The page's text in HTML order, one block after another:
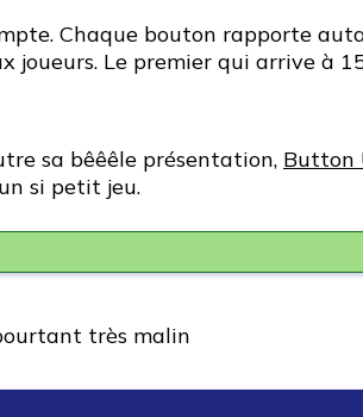
Chaque bouton rapporte
joueurs. Le premier qui arrive à
sa bêêêle présentation, Button
si petit jeu.
très malin